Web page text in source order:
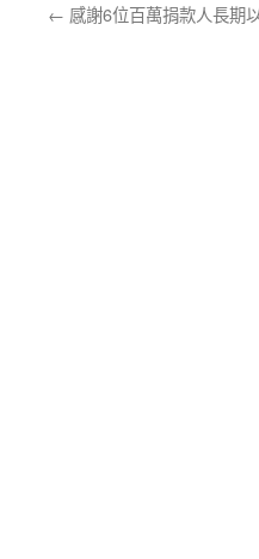
← 感謝6位百萬捐款人長期